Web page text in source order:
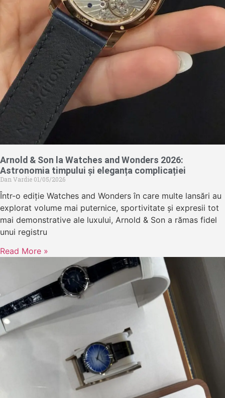
Arnold & Son la Watches and Wonders 2026:
Astronomia timpului și eleganța complicației
Dan Vardie 01/05/2026
Într-o ediție Watches and Wonders în care multe lansări au
explorat volume mai puternice, sportivitate și expresii tot
mai demonstrative ale luxului, Arnold & Son a rămas fidel
unui registru
Read More »